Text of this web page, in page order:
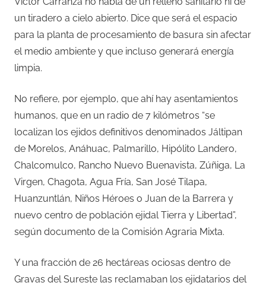
un tiradero a cielo abierto. Dice que será el espacio
para la planta de procesamiento de basura sin afectar
el medio ambiente y que incluso generará energía
limpia.
No refiere, por ejemplo, que ahí hay asentamientos
humanos, que en un radio de 7 kilómetros “se
localizan los ejidos definitivos denominados Jáltipan
de Morelos, Anáhuac, Palmarillo, Hipólito Landero,
Chalcomulco, Rancho Nuevo Buenavista, Zúñiga, La
Virgen, Chagota, Agua Fría, San José Tilapa,
Huanzuntlán, Niños Héroes o Juan de la Barrera y
nuevo centro de población ejidal Tierra y Libertad”,
según documento de la Comisión Agraria Mixta.
Y una fracción de 26 hectáreas ociosas dentro de
Gravas del Sureste las reclamaban los ejidatarios del